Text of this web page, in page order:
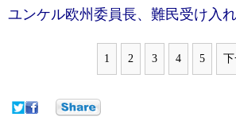
ユンケル欧州委員長、難民受け入
1 2 3 4 5